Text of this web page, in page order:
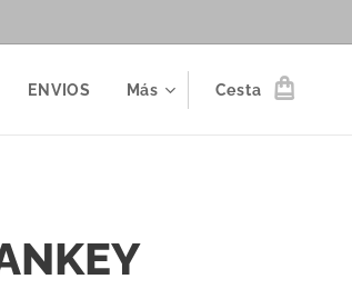
ENVIOS Más Cesta